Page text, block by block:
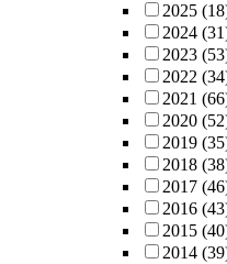
2025
2024
2023
2022
2021
2020
2019
2018
2017
2016
2015
2014